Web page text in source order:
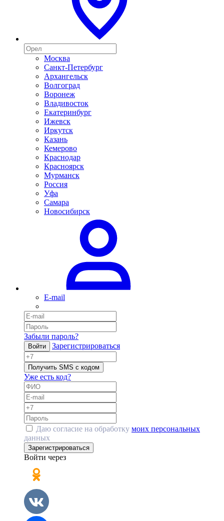
Москва
Санкт-Петербург
Архангельск
Волгоград
Воронеж
Владивосток
Екатеринбург
Ижевск
Иркутск
Казань
Кемерово
Краснодар
Красноярск
Мурманск
Россия
Уфа
Самара
Новосибирск
E-mail
Забыли пароль?
Войти Зарегистрироваться
Получить SMS с кодом
Уже есть код?
Даю согласие на обработку моих персональных
данных
Зарегистрироваться
Войти через